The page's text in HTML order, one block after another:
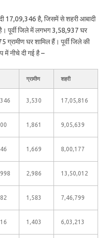
17,09,346 है, जिसमें से शहरी आबादी
पूर्वी जिले में लगभग 3,58,937 घर
घर शामिल हैं। पूर्वी जिले की
में नीचे दी गई है –
ग्रामीण शहरी
3,530 17,05,816
1,861 9,05,639
1,669 8,00,177
2,986 13,50,012
1,583 7,46,799
1,403 6,03,213